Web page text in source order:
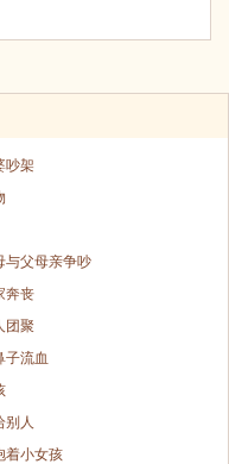
吵架
与父母亲争吵
奔丧
团聚
子流血
别人
着小女孩